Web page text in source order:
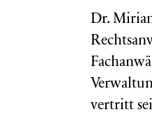
Dr.
vertritt